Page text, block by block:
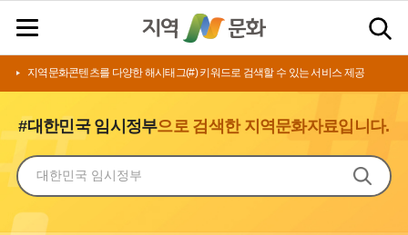
지역문화콘텐츠를 다양한 해시태그(#) 키워드로 검색할 수 있는 서비스 제공
#대한민국 임시정부으로 검색한 지역문화자료입니다.